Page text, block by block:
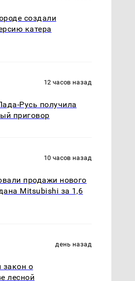
создали
катера
12 часов назад
Русь получила
приговор
10 часов назад
продажи нового
Mitsubishi за 1,6
день назад
закон о
лесной